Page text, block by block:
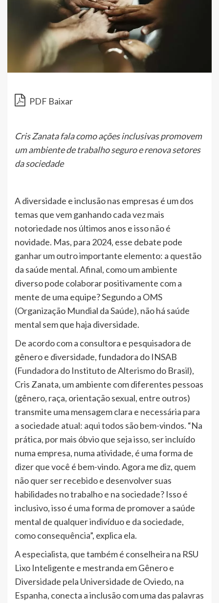
PDF Baixar
Cris Zanata fala como ações inclusivas promovem
um ambiente de trabalho seguro e renova setores
da sociedade
A diversidade e inclusão nas empresas é um dos
temas que vem ganhando cada vez mais
notoriedade nos últimos anos e isso não é
novidade. Mas, para 2024, esse debate pode
ganhar um outro importante elemento: a questão
da saúde mental. Afinal, como um ambiente
diverso pode colaborar positivamente com a
mente de uma equipe? Segundo a OMS
(Organização Mundial da Saúde), não há saúde
mental sem que haja diversidade.
De acordo com a consultora e pesquisadora de
gênero e diversidade, fundadora do INSAB
(Fundadora do Instituto de Alterismo do Brasil),
Cris Zanata, um ambiente com diferentes pessoas
(gênero, raça, orientação sexual, entre outros)
transmite uma mensagem clara e necessária para
a sociedade atual: aqui todos são bem-vindos. “Na
prática, por mais óbvio que seja isso, ser incluído
numa empresa, numa atividade, é uma forma de
dizer que você é bem-vindo. Agora me diz, quem
não quer ser recebido e desenvolver suas
habilidades no trabalho e na sociedade? Isso é
inclusivo, isso é uma forma de promover a saúde
mental de qualquer indivíduo e da sociedade,
como consequência”, explica ela.
A especialista, que também é conselheira na RSU
Lixo Inteligente e mestranda em Gênero e
Diversidade pela Universidade de Oviedo, na
Espanha, conecta a inclusão com uma das palavras